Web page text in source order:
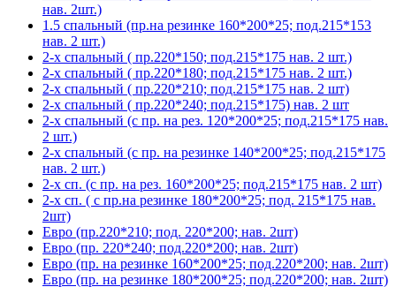
нав. 2шт.)
1.5 спальный (пр.на резинке 160*200*25; под.215*153
нав. 2 шт.)
2-х спальный ( пр.220*150; под.215*175 нав. 2 шт.)
2-х спальный ( пр.220*180; под.215*175 нав. 2 шт.)
2-х спальный ( пр.220*210; под.215*175 нав. 2 шт)
2-х спальный ( пр.220*240; под.215*175) нав. 2 шт
2-х спальный (с пр. на рез. 120*200*25; под.215*175 нав.
2 шт.)
2-х спальный (с пр. на резинке 140*200*25; под.215*175
нав. 2 шт.)
2-х сп. (с пр. на рез. 160*200*25; под.215*175 нав. 2 шт)
2-х сп. ( с пр.на резинке 180*200*25; под. 215*175 нав.
2шт)
Евро (пр.220*210; под. 220*200; нав. 2шт)
Евро (пр. 220*240; под.220*200; нав. 2шт)
Евро (пр. на резинке 160*200*25; под.220*200; нав. 2шт)
Евро (пр. на резинке 180*200*25; под.220*200; нав. 2шт)